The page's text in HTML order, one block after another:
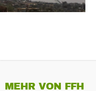
MEHR VON FFH